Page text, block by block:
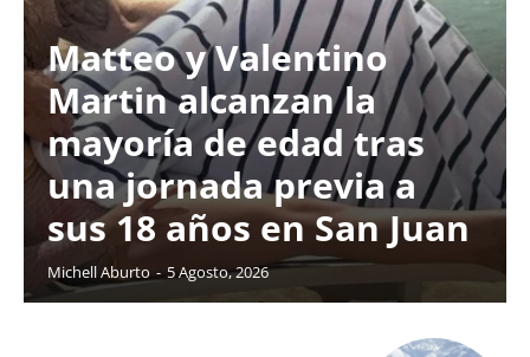
Matteo y Valentino
Martin alcanzan la
mayoría de edad tras
una jornada previa a
sus 18 años en San Juan
Michell Aburto - 5 Agosto, 2026